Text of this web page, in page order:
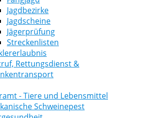
Jagdbezirke
Jagdscheine
Jägerprüfung
Streckenlisten
Rettungsdienst &
- Tiere und Lebensmittel
Schweinepest